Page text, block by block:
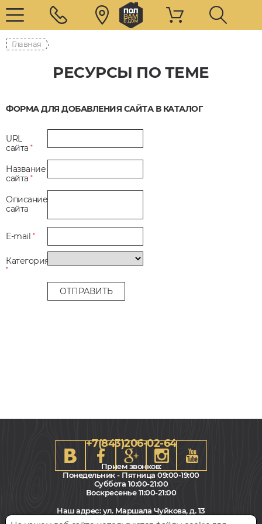
Главная
РЕСУРСЫ ПО ТЕМЕ
ФОРМА ДЛЯ ДОБАВЛЕНИЯ САЙТА В КАТАЛОГ
URL
сайта *
Название
сайта *
Описание
сайта
E-mail *
Категория
*
+7(843)206-02-64
Прием звонков:
Понедельник - Пятница 09:00-19:00
Суббота 10:00-21:00
Воскресенье 11:00-21:00
Наш адрес:ул. Маршала Чуйкова, д. 13
Салон "Паркет Пол"